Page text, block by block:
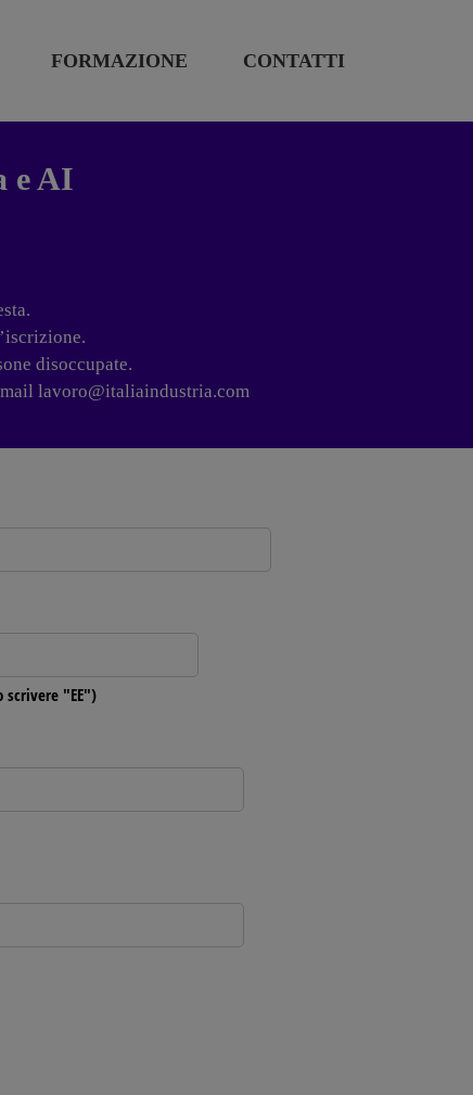
FORMAZIONE CONTATTI
e AI
disoccupate.
lavoro@italiaindustria.com
scrivere "EE")